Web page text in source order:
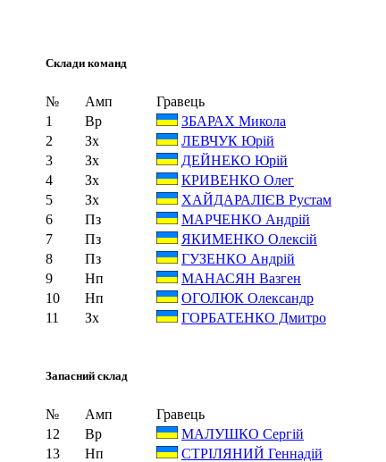
Склади команд
№ Амп Гравець
1
Вр ЗБАРАХ Микола
2
Зх ЛЕВЧУК Юрій
3
Зх ДЕЙНЕКО Юрій
4
Зх КРИВЕНКО Олег
5
Зх ХАЙДАРАЛІЄВ Рустам
6
Пз МАРЧЕНКО Андрій
7
Пз ЯКИМЕНКО Олексій
8
Пз ГУЗЕНКО Андрій
9
Нп МАНАСЯН Вазген
10
Нп ОГОЛЮК Олександр
11
Зх ГОРБАТЕНКО Дмитро
Запасний склад
№ Амп Гравець
12
Вр МАЛУШКО Сергій
13
Нп СТРІЛЯНИЙ Геннадій